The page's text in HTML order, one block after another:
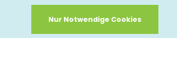
Nur Notwendige Cookies